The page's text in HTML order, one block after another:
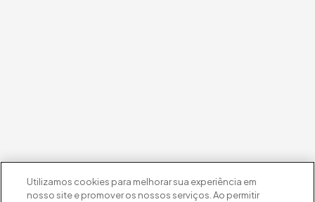
Utilizamos cookies para melhorar sua experiência em
nosso site e promover os nossos serviços. Ao permitir